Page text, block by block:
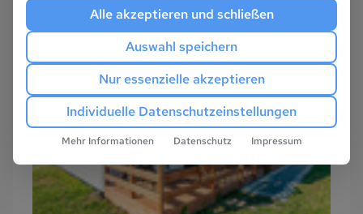
Alle akzeptieren und schließen
Auswahl speichern
Nur essenzielle akzeptieren
Individuelle Datenschutzeinstellungen
Mehr Informationen Datenschutz Impressum